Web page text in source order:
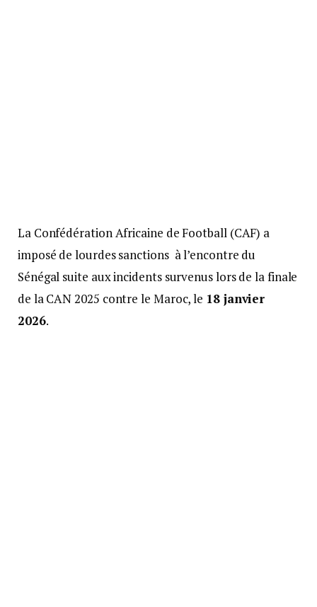
La Confédération Africaine de Football (CAF) a
imposé de lourdes sanctions à l’encontre du
Sénégal suite aux incidents survenus lors de la finale
de la CAN 2025 contre le Maroc, le 18 janvier
2026.